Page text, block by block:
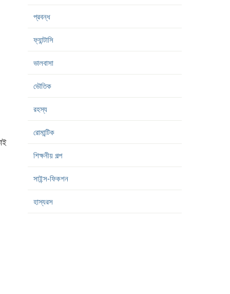
প্রবন্ধ
ফ্যান্টাসি
ভালবাসা
ভৌতিক
রহস্য
রোমান্টিক
শিক্ষনীয় গল্প
সাইন্স-ফিকশন
হাস্যরস